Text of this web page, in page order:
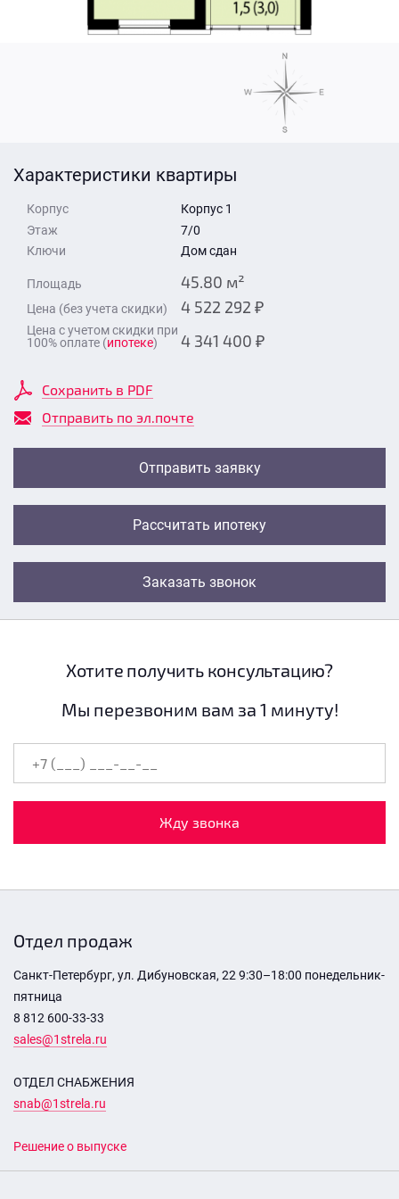
Характеристики квартиры
Корпус
Корпус 1
Этаж
7/0
Ключи
Дом сдан
Площадь 45.80 м²
Цена (без учета скидки) 4 522 292 ₽
Цена с учетом скидки при
100% оплате (ипотеке) 4 341 400 ₽
Сохранить в PDF
Отправить по эл.почте
Отправить заявку
Рассчитать ипотеку
Заказать звонок
Время для звонка
Отправить
Отправить
Хотите получить консультацию?
Мы перезвоним вам за 1 минуту!
Жду звонка
Отдел продаж
Санкт-Петербург, ул. Дибуновская, 22 9:30–18:00 понедельник-
пятница
8 812 600-33-33
sales@1strela.ru
ОТДЕЛ СНАБЖЕНИЯ
snab@1strela.ru
Решение о выпуске